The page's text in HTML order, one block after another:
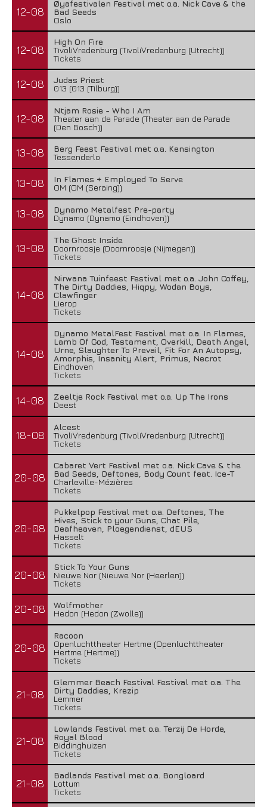
12-08
Øyafestivalen Festival met o.a. Nick Cave & the
Bad Seeds
Oslo
12-08
High On Fire
TivoliVredenburg (TivoliVredenburg (Utrecht))
Tickets
12-08
Judas Priest
013 (013 (Tilburg))
12-08
Ntjam Rosie - Who I Am
Theater aan de Parade (Theater aan de Parade
(Den Bosch))
13-08
Berg Feest Festival met o.a. Kensington
Tessenderlo
13-08
In Flames + Employed To Serve
OM (OM (Seraing))
13-08
Dynamo Metalfest Pre-party
Dynamo (Dynamo (Eindhoven))
13-08
The Ghost Inside
Doornroosje (Doornroosje (Nijmegen))
Tickets
14-08
Nirwana Tuinfeest Festival met o.a. John Coffey,
The Dirty Daddies, Hiqpy, Wodan Boys,
Clawfinger
Lierop
Tickets
14-08
Dynamo MetalFest Festival met o.a. In Flames,
Lamb Of God, Testament, Overkill, Death Angel,
Urne, Slaughter To Prevail, Fit For An Autopsy,
Amorphis, Insanity Alert, Primus, Necrot
Eindhoven
Tickets
14-08
Zeeltje Rock Festival met o.a. Up The Irons
Deest
18-08
Alcest
TivoliVredenburg (TivoliVredenburg (Utrecht))
Tickets
20-08
Cabaret Vert Festival met o.a. Nick Cave & the
Bad Seeds, Deftones, Body Count feat. Ice-T
Charleville-Mézières
Tickets
20-08
Pukkelpop Festival met o.a. Deftones, The
Hives, Stick to your Guns, Chat Pile,
Deafheaven, Ploegendienst, dEUS
Hasselt
Tickets
20-08
Stick To Your Guns
Nieuwe Nor (Nieuwe Nor (Heerlen))
Tickets
20-08
Wolfmother
Hedon (Hedon (Zwolle))
20-08
Racoon
Openluchttheater Hertme (Openluchttheater
Hertme (Hertme))
Tickets
21-08
Glemmer Beach Festival Festival met o.a. The
Dirty Daddies, Krezip
Lemmer
Tickets
21-08
Lowlands Festival met o.a. Terzij De Horde,
Royal Blood
Biddinghuizen
Tickets
21-08
Badlands Festival met o.a. Bongloard
Lottum
Tickets